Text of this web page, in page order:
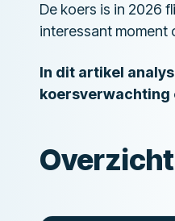
De koers is in 2026
interessant moment
In dit artikel
koersverwachting